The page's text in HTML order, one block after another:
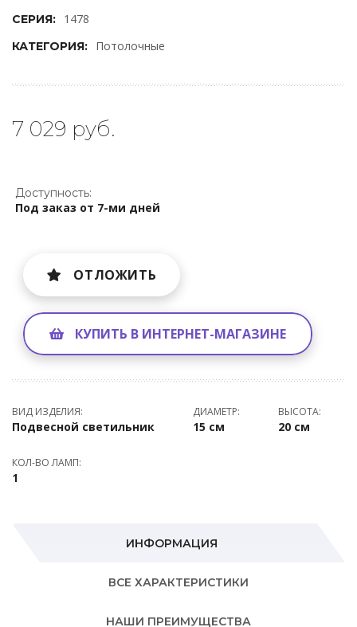
СЕРИЯ: 1478
КАТЕГОРИЯ: Потолочные
7 029 руб.
Доступность:
Под заказ от 7-ми дней
ОТЛОЖИТЬ
КУПИТЬ В ИНТЕРНЕТ-МАГАЗИНЕ
ВИД ИЗДЕЛИЯ:
Подвесной светильник
ДИАМЕТР:
15 см
ВЫСОТА:
20 см
КОЛ-ВО ЛАМП:
1
ИНФОРМАЦИЯ
ВСЕ ХАРАКТЕРИСТИКИ
НАШИ ПРЕИМУЩЕСТВА